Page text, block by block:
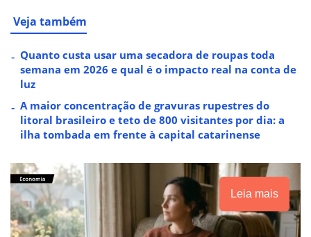
Veja também
Quanto custa usar uma secadora de roupas toda
semana em 2026 e qual é o impacto real na conta de
luz
A maior concentração de gravuras rupestres do
litoral brasileiro e teto de 800 visitantes por dia: a
ilha tombada em frente à capital catarinense
Leia mais